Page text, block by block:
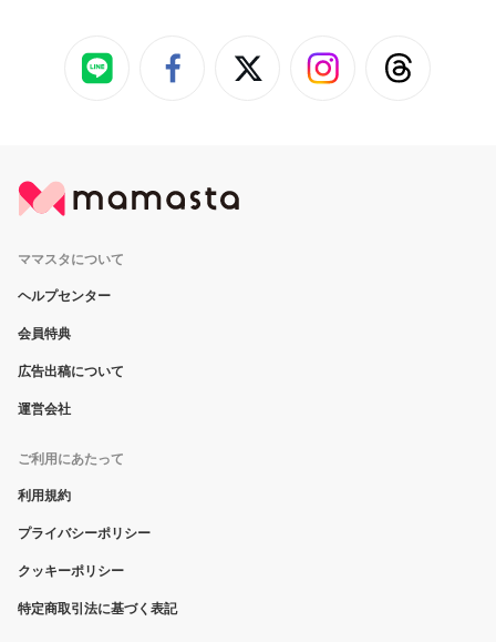
ママスタについて
ヘルプセンター
会員特典
広告出稿について
運営会社
ご利用にあたって
利用規約
プライバシーポリシー
クッキーポリシー
特定商取引法に基づく表記